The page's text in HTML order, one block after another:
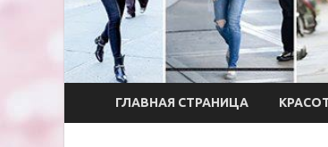
ГЛАВНАЯ СТРАНИЦА